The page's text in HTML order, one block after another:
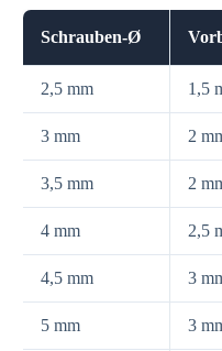
Schrauben-Ø
2,5 mm 1,5
3 mm 2
3,5 mm 2
4 mm 2,5
4,5 mm 3
5 mm 3